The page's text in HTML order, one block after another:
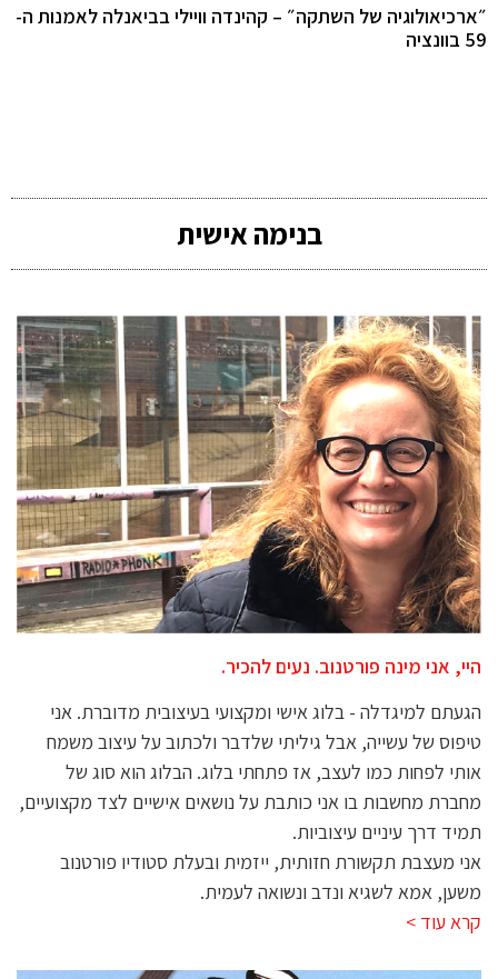
״ארכיאולוגיה של השתקה״ – קהינדה וויילי בביאנלה לאמנות ה-
59 בוונציה
בנימה אישית
היי, אני מינה פורטנוב. נעים להכיר.
הגעתם למיגדלה - בלוג אישי ומקצועי בעיצובית מדוברת. אני
טיפוס של עשייה, אבל גיליתי שלדבר ולכתוב על עיצוב משמח
אותי לפחות כמו לעצב, אז פתחתי בלוג. הבלוג הוא סוג של
מחברת מחשבות בו אני כותבת על נושאים אישיים לצד מקצועיים,
תמיד דרך עיניים עיצוביות.
אני מעצבת תקשורת חזותית, ייזמית ובעלת סטודיו פורטנוב
משען, אמא לשגיא ונדב ונשואה לעמית.
קרא עוד >